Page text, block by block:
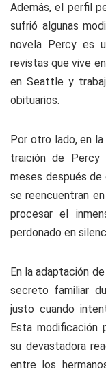
Además, el perfil
sufrió algunas
novela Percy es
revistas que vive
en Seattle y
obituarios.
Por otro lado, en
traición de Percy
meses después de
se reencuentran
procesar el
perdonado en
En la adaptación de
secreto familiar
justo cuando
Esta modificación
su devastadora
entre los